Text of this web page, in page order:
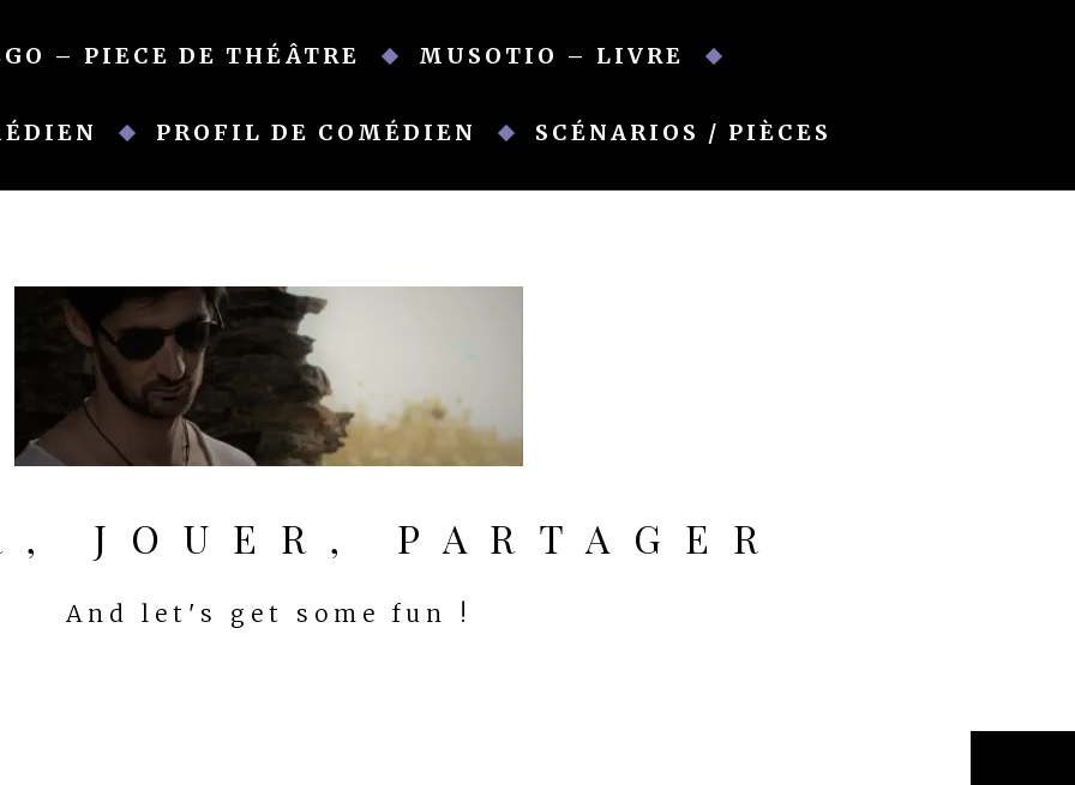
– PIECE DE THÉÂTRE MUSOTIO – LIVRE
PROFIL DE COMÉDIEN SCÉNARIOS / PIÈCES
JOUER, PARTAGER
And let's get some fun !